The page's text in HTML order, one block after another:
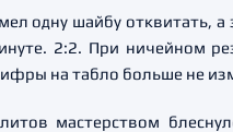
одну шайбу отквитать,
2:2. При ничейном
на табло больше не
мастерством